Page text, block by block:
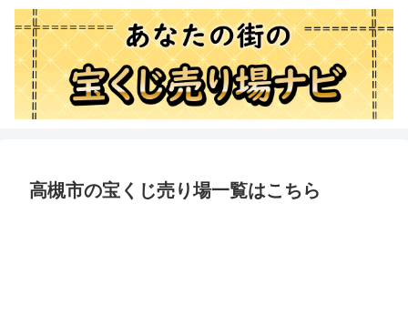
高槻市の宝くじ売り場一覧はこちら